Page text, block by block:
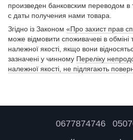
произведен банковским переводом в
с даты получения нами товара.
Згідно із Законом «Про захист прав
може відмовити споживачеві в обміні
належної якості, якщо вони
зазначені у чинному Переліку
належної якості, не підлягають
0677874746